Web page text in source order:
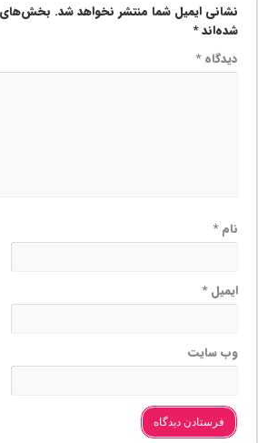
نشانی ایمیل شما منتشر نخواهد شد. بخش‌های
شده‌اند*
دیدگاه*
نام*
ایمیل*
وب‌ سایت